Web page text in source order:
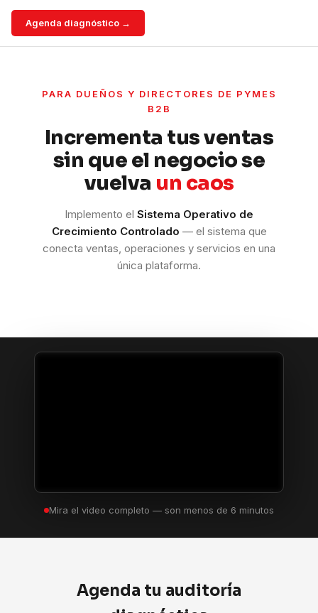
Agenda diagnóstico →
PARA DUEÑOS Y DIRECTORES DE PYMES
B2B
Incrementa tus ventas
sin que el negocio se
vuelva un caos
Implemento el Sistema Operativo de
Crecimiento Controlado — el sistema que
conecta ventas, operaciones y servicios en una
única plataforma.
Mira el video completo — son menos de 6 minutos
Agenda tu auditoría